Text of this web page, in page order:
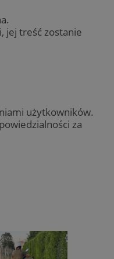
jej treść zostanie
użytkowników.
za